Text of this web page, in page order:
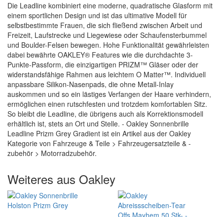
Die Leadline kombiniert eine moderne, quadratische Glasform mit
einem sportlichen Design und ist das ultimative Modell für
selbstbestimmte Frauen, die sich fließend zwischen Arbeit und
Freizeit, Laufstrecke und Liegewiese oder Schaufensterbummel
und Boulder-Felsen bewegen. Hohe Funktionalität gewährleisten
dabei bewährte OAKLEY® Features wie die durchdachte 3-
Punkte-Passform, die einzigartigen PRIZM™ Gläser oder der
widerstandsfähige Rahmen aus leichtem O Matter™. Individuell
anpassbare Silikon-Nasenpads, die ohne Metall-Inlay
auskommen und so ein lästiges Verfangen der Haare verhindern,
ermöglichen einen rutschfesten und trotzdem komfortablen Sitz.
So bleibt die Leadline, die übrigens auch als Korrektionsmodell
erhältlich ist, stets an Ort und Stelle. - Oakley Sonnenbrille
Leadline Prizm Grey Gradient ist ein Artikel aus der Oakley
Kategorie von Fahrzeuge & Teile > Fahrzeugersatzteile & -
zubehör > Motorradzubehör.
Weiteres aus Oakley